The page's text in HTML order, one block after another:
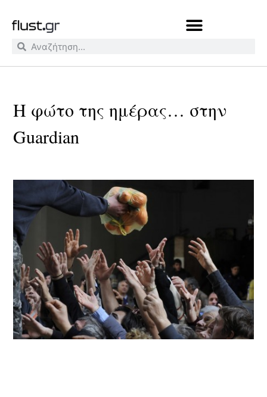
Η φώτο της ημέρας… στην
Guardian